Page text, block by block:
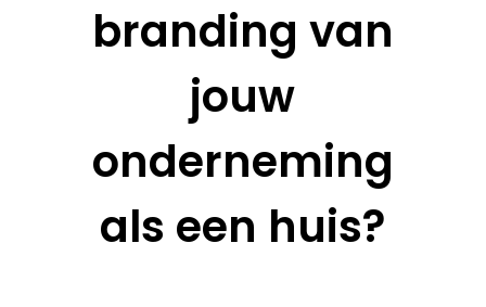
branding van
jouw
onderneming
als een huis?